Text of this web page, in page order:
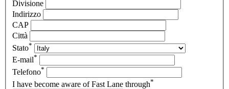
Divisione
Indirizzo
CAP
Città
Stato*
E-mail*
Telefono*
I have become aware of Fast Lane through*